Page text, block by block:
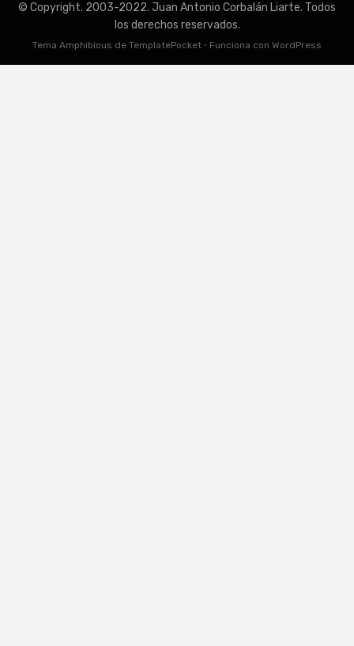
© Copyright. 2003-2022. Juan Antonio Corbalán Liarte. Todos
los derechos reservados.
Tema Amphibious de TemplatePocket ⋅ Funciona con WordPress